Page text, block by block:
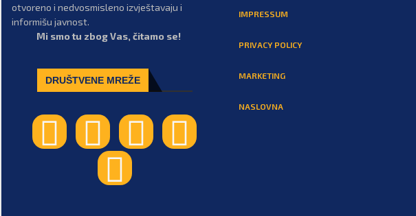
otvoreno i nedvosmisleno izvještavaju i
informišu javnost.
Mi smo tu zbog Vas, čitamo se!
DRUŠTVENE MREŽE
IMPRESSUM
PRIVACY POLICY
MARKETING
NASLOVNA